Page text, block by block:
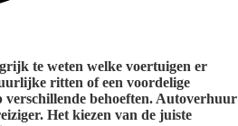
te weten welke voertuigen er
ritten of een voordelige
verschillende behoeften. Autoverhuur
Het kiezen van de juiste